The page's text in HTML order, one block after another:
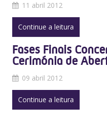
11 abril 2012
Continue a leitura
Fases Finais
Cerimónia de
09 abril 2012
Continue a leitura